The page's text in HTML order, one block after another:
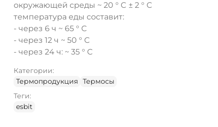
окружающей среды ~ 20 ° C ± 2 ° С
температура еды составит:
- через 6 ч ~ 65 ° C
- через 12 ч ~ 50 ° C
- через 24 ч: ~ 35 ° C
Категории:
Термопродукция
Термосы
Теги:
esbit